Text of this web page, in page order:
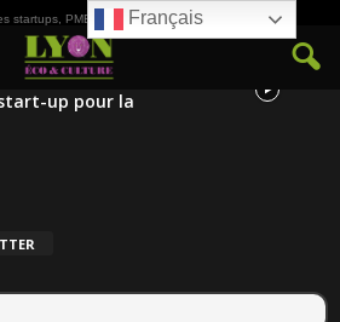
startups, PME, ETI et de la Culture
up pour la
Français